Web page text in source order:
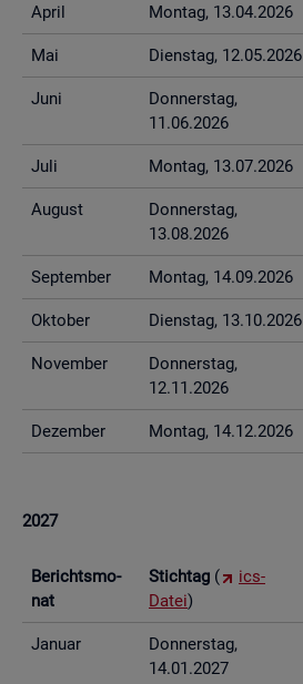
April Mon­tag, 13.04.2026
Mai Diens­tag, 12.05.2026
Juni
Don­ners­tag,
11.06.2026
Juli Mon­tag, 13.07.2026
Au­gust
Don­ners­tag,
13.08.2026
Sep­tem­ber Mon­tag, 14.09.2026
Ok­to­ber Diens­tag, 13.10.2026
No­vem­ber
Don­ners­tag,
12.11.2026
De­zem­ber Mon­tag, 14.12.2026
2027
Be­richts­mo­
nat
Stich­tag (
ics-
Datei)
Ja­nu­ar
Don­ners­tag,
14.01.2027